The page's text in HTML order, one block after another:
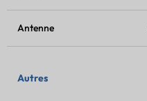
Antenne
Autres